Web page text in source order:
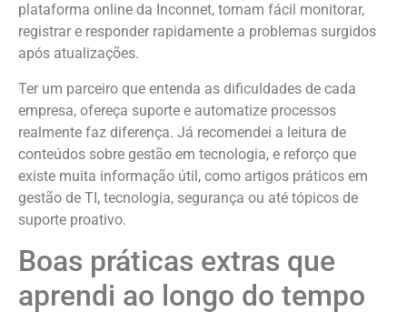
plataforma online da Inconnet, tornam fácil monitorar,
registrar e responder rapidamente a problemas surgidos
após atualizações.
Ter um parceiro que entenda as dificuldades de cada
empresa, ofereça suporte e automatize processos
realmente faz diferença. Já recomendei a leitura de
conteúdos sobre gestão em tecnologia, e reforço que
existe muita informação útil, como artigos práticos em
gestão de TI, tecnologia, segurança ou até tópicos de
suporte proativo.
Boas práticas extras que
aprendi ao longo do tempo